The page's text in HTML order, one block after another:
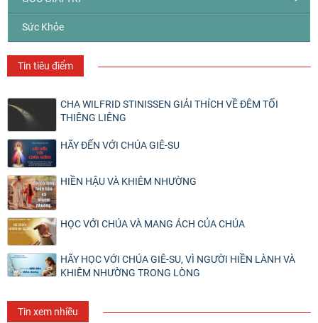
Sức Khỏe
Tin tiêu điểm
CHA WILFRID STINISSEN GIẢI THÍCH VỀ ĐÊM TỐI
THIÊNG LIÊNG
HÃY ĐẾN VỚI CHÚA GIÊ-SU
HIỀN HẬU VÀ KHIÊM NHƯỜNG
HỌC VỚI CHÚA VÀ MANG ÁCH CỦA CHÚA
HÃY HỌC VỚI CHÚA GIÊ-SU, VÌ NGƯỜI HIỀN LÀNH VÀ
KHIÊM NHƯỜNG TRONG LÒNG
Tin xem nhiều